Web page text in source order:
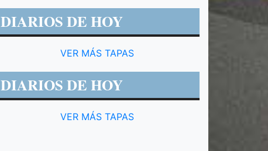
DIARIOS DE HOY
VER MÁS TAPAS
DIARIOS DE HOY
VER MÁS TAPAS